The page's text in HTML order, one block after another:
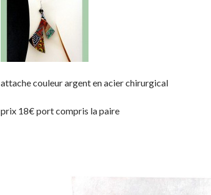
attache couleur argent en acier chirurgical
prix 18€ port compris la paire